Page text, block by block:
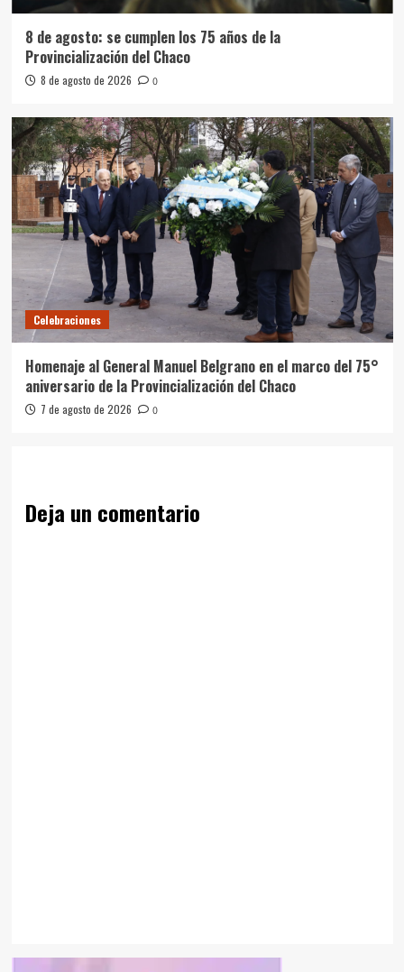
8 de agosto: se cumplen los 75 años de la
Provincialización del Chaco
8 de agosto de 2026 0
Celebraciones
Homenaje al General Manuel Belgrano en el marco del 75°
aniversario de la Provincialización del Chaco
7 de agosto de 2026 0
Deja un comentario